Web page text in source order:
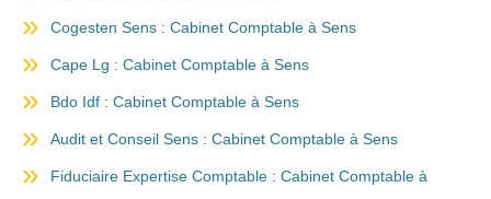
Cogesten Sens : Cabinet Comptable à Sens
Cape Lg : Cabinet Comptable à Sens
Bdo Idf : Cabinet Comptable à Sens
Audit et Conseil Sens : Cabinet Comptable à Sens
Fiduciaire Expertise Comptable : Cabinet Comptable à